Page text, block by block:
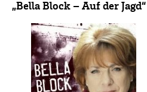
„Bella Block – Auf der